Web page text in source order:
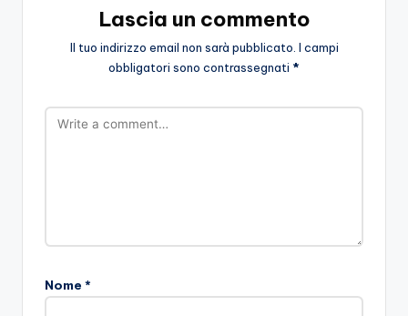
Lascia un commento
Il tuo indirizzo email non sarà pubblicato. I campi
obbligatori sono contrassegnati *
Nome *